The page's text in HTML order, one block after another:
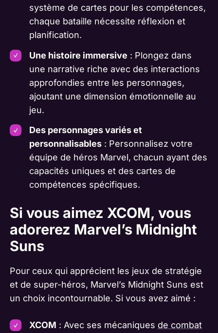
système de cartes pour les compétences,
chaque bataille nécessite réflexion et
planification.
Une histoire immersive : Plongez dans
une narrative riche avec des interactions
approfondies entre les personnages,
ajoutant une dimension émotionnelle au
jeu.
Des personnages variés et
personnalisables: Personnalisez votre
équipe de héros Marvel, chacun ayant des
capacités uniques et des cartes de
compétences spécifiques.
Si vous aimez XCOM, vous
adorerez Marvel’s Midnight
Suns
Pour ceux qui apprécient les jeux de stratégie
et de super-héros, Marvel’s Midnight Suns est
un choix incontournable. Si vous avez aimé :
XCOM : Avec ses mécaniques de combat